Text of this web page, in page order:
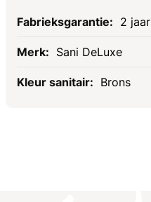
Specificaties
2 jaar
Sani DeLuxe
Brons